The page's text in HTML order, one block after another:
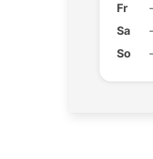
Fr
-
Sa
-
So
-